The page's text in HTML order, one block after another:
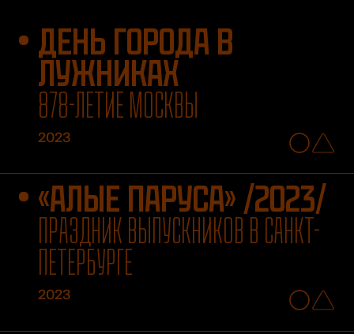
ДЕНЬ ГОРОДА В
ЛУЖНИКАХ
878-ЛЕТИЕ МОСКВЫ
2023
«АЛЫЕ ПАРУСА» /2023/
ПРАЗДНИК ВЫПУСКНИКОВ В САНКТ-
ПЕТЕРБУРГЕ
2023